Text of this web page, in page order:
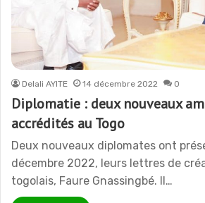
Delali AYITE 14 décembre 2022 0
Diplomatie : deux nouveaux
accrédités au Togo
Deux nouveaux diplomates ont
décembre 2022, leurs lettres de
togolais, Faure Gnassingbé. Il…